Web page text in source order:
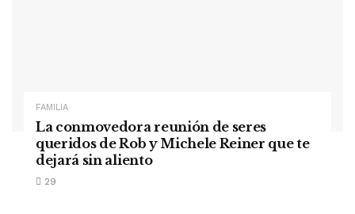
FAMILIA
La conmovedora reunión de seres
queridos de Rob y Michele Reiner que te
dejará sin aliento
29